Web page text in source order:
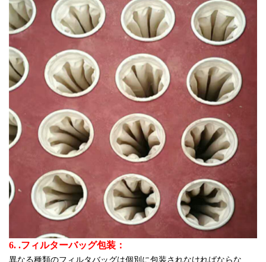
6. .フィルターバッグ包装：
異なる種類のフィルタバッグは個別に包装されなければならな